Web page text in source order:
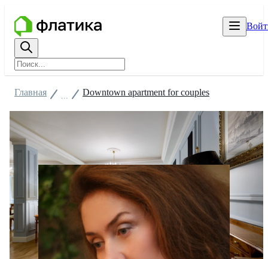
Главная Downtown apartment for couples